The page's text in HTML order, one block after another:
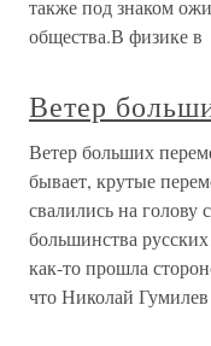
также под знаком
общества.В физике в
Ветер
Ветер больших
бывает, крутые
свалились на
большинства
как-то прошла
что Николай Гумилев